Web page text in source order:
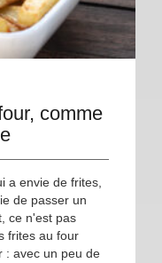
comme
a envie de frites,
de passer un
ce n'est pas
frites au four
: avec un peu de